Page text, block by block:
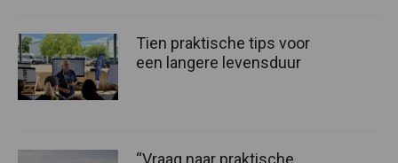
Tien praktische tips voor
een langere levensduur
“Vraag naar praktische